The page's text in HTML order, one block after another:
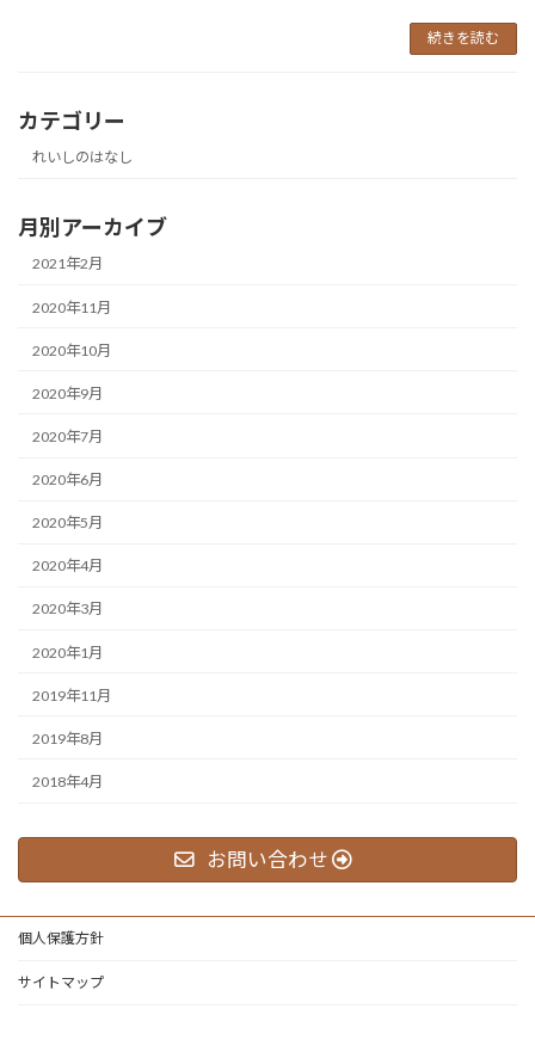
続きを読む
カテゴリー
れいしのはなし
月別アーカイブ
2021年2月
2020年11月
2020年10月
2020年9月
2020年7月
2020年6月
2020年5月
2020年4月
2020年3月
2020年1月
2019年11月
2019年8月
2018年4月
お問い合わせ
個人保護方針
サイトマップ